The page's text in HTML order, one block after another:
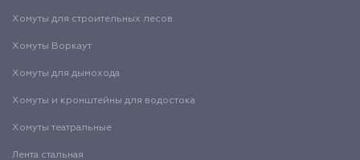
Хомуты для строительных лесов
Хомуты Воркаут
Хомуты для дымохода
Хомуты и кронштейны для водостока
Хомуты театральные
Лента стальная